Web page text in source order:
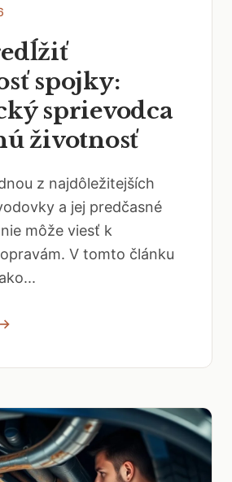
spojky:
sprievodca
životnosť
z najdôležitejších
a jej predčasné
môže viesť k
V tomto článku